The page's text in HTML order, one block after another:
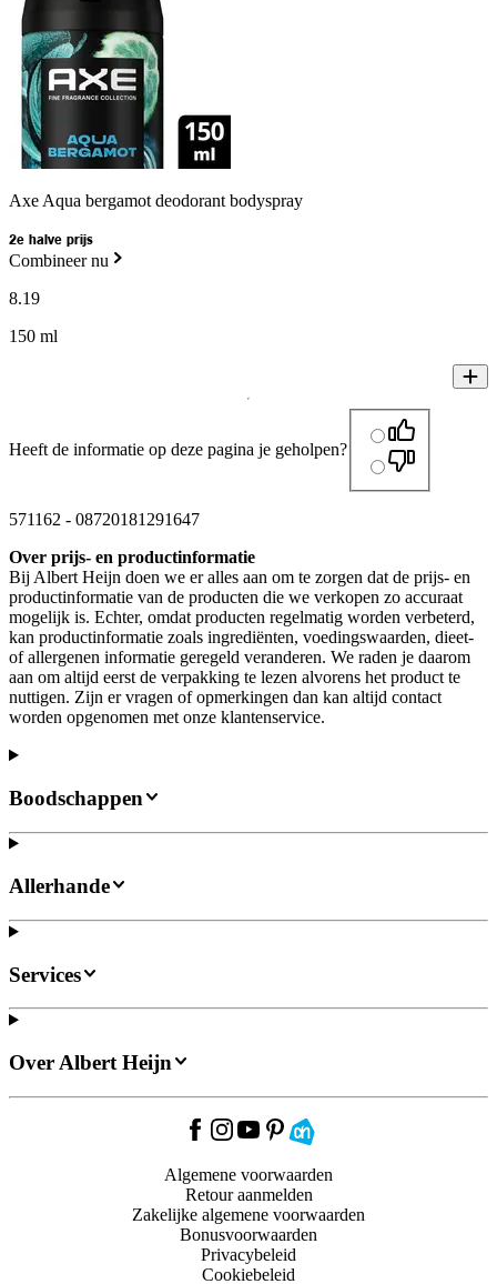
Axe Aqua bergamot deodorant bodyspray
2e halve prijs
Combineer nu
8.19
150 ml
Heeft de informatie op deze pagina je geholpen?
571162 - 08720181291647
Over prijs- en productinformatie
Bij Albert Heijn doen we er alles aan om te zorgen dat de prijs- en
productinformatie van de producten die we verkopen zo accuraat
mogelijk is. Echter, omdat producten regelmatig worden verbeterd,
kan productinformatie zoals ingrediënten, voedingswaarden, dieet-
of allergenen informatie geregeld veranderen. We raden je daarom
aan om altijd eerst de verpakking te lezen alvorens het product te
nuttigen. Zijn er vragen of opmerkingen dan kan altijd contact
worden opgenomen met onze klantenservice.
Boodschappen
Allerhande
Services
Over Albert Heijn
Algemene voorwaarden
Retour aanmelden
Zakelijke algemene voorwaarden
Bonusvoorwaarden
Privacybeleid
Cookiebeleid